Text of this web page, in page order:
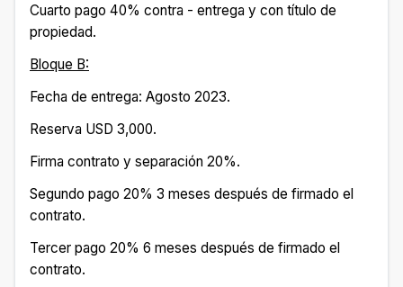
Cuarto pago 40% contra - entrega y con título de
propiedad.
Bloque B:
Fecha de entrega: Agosto 2023.
Reserva USD 3,000.
Firma contrato y separación 20%.
Segundo pago 20% 3 meses después de firmado el
contrato.
Tercer pago 20% 6 meses después de firmado el
contrato.